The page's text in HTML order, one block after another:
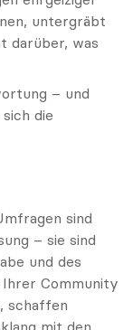
untergräbt
darüber, was
– und
die
sind
– sie sind
und des
Community
schaffen
mit den